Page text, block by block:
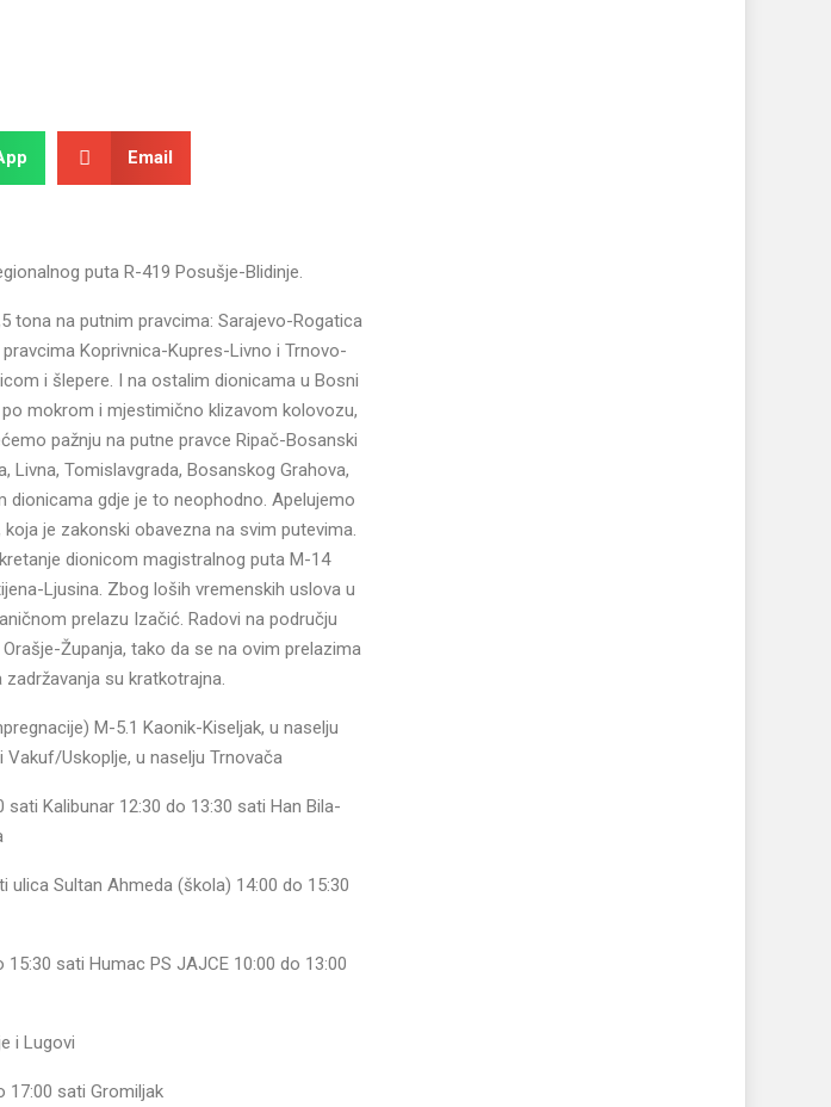
Email
puta R-419 Posušje-Blidinje.
tona na putnim pravcima: Sarajevo-Rogatica
Koprivnica-Kupres-Livno i Trnovo-
i šlepere. I na ostalim dionicama u Bosni
mokrom i mjestimično klizavom kolovozu,
pažnju na putne pravce Ripač-Bosanski
Livna, Tomislavgrada, Bosanskog Grahova,
dionicama gdje je to neophodno. Apelujemo
je zakonski obavezna na svim putevima.
dionicom magistralnog puta M-14
Ljusina. Zbog loših vremenskih uslova u
prelazu Izačić. Radovi na području
Županja, tako da se na ovim prelazima
su kratkotrajna.
M-5.1 Kaonik-Kiseljak, u naselju
Vakuf/Uskoplje, u naselju Trnovača
Kalibunar 12:30 do 13:30 sati Han Bila-
ulica Sultan Ahmeda (škola) 14:00 do 15:30
sati Humac PS JAJCE 10:00 do 13:00
i Lugovi
17:00 sati Gromiljak